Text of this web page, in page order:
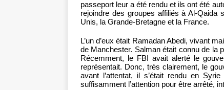
passeport leur a été rendu et ils ont été
rejoindre des groupes affiliés à Al-
Unis, la Grande-Bretagne et la France.
L’un d’eux était Ramadan Abedi, vivant
de Manchester. Salman était connu de la
Récemment, le FBI avait alerté le
représentait. Donc, très clairement, le
avant l’attentat, il s’était rendu en
suffisamment l’attention pour être arrêté,